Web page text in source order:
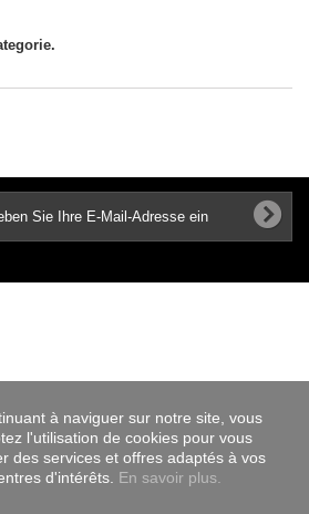
à naviguer sur notre site, vous
l'utilisation de cookies pour vous
des services et offres adaptés à vos
d'intérêts. En savoir plus.